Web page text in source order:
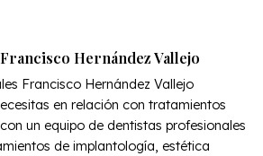
Hernández Vallejo
Francisco Hernández Vallejo
en relación con tratamientos
un equipo de dentistas profesionales
de implantología, estética